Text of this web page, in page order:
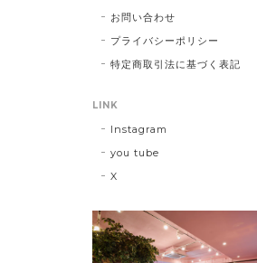
お問い合わせ
プライバシーポリシー
特定商取引法に基づく表記
LINK
Instagram
you tube
X